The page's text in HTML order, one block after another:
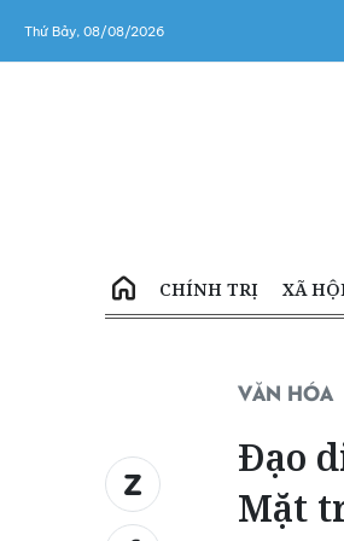
Thứ Bảy, 08/08/2026
CHÍNH TRỊ XÃ
VĂN HÓA
Đạo
Mặt